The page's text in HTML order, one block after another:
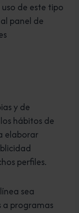
de este tipo
panel de
y de
hábitos de
elaborar
perfiles.
sea
a programas